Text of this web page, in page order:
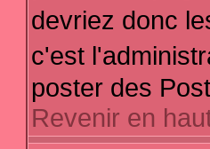
devriez donc
c'est
poster des
Revenir en